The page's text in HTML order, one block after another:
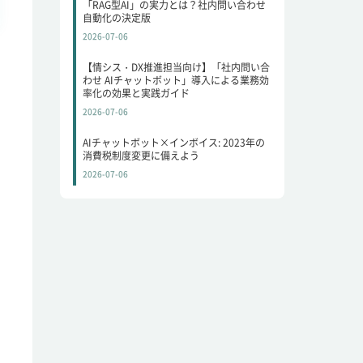
「RAG型AI」の実力とは？社内問い合わせ
自動化の決定版
2026-07-06
【情シス・DX推進担当向け】「社内問い合
わせ AIチャットボット」導入による業務効
率化の効果と実践ガイド
2026-07-06
AIチャットボット×インボイス: 2023年の
消費税制度変更に備えよう
2026-07-06